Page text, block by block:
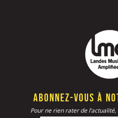
Abonnez-vous à
Pour ne rien rater de